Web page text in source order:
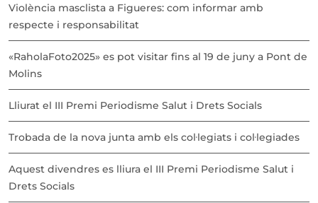
Violència masclista a Figueres: com informar amb
respecte i responsabilitat
«RaholaFoto2025» es pot visitar fins al 19 de juny a Pont de
Molins
Lliurat el III Premi Periodisme Salut i Drets Socials
Trobada de la nova junta amb els col·legiats i col·legiades
Aquest divendres es lliura el III Premi Periodisme Salut i
Drets Socials